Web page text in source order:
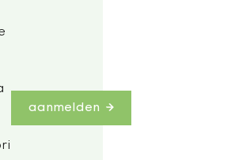
aanmelden